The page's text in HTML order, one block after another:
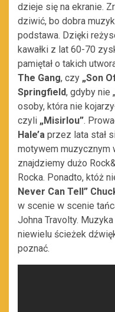
dzieje się na ekranie.
dziwić, bo dobra
podstawa. Dzięki
kawałki z lat 60-70
pamiętał o takich
The Gang, czy „Son
Springfield, gdyby nie
osoby, która nie
czyli „Misirlou”.
Hale’a przez lata stał
motywem muzycznym
znajdziemy dużo
Rocka. Ponadto, któż
Never Can Tell”
w scenie w scenie
Johna Travolty.
niewielu ścieżek
poznać.